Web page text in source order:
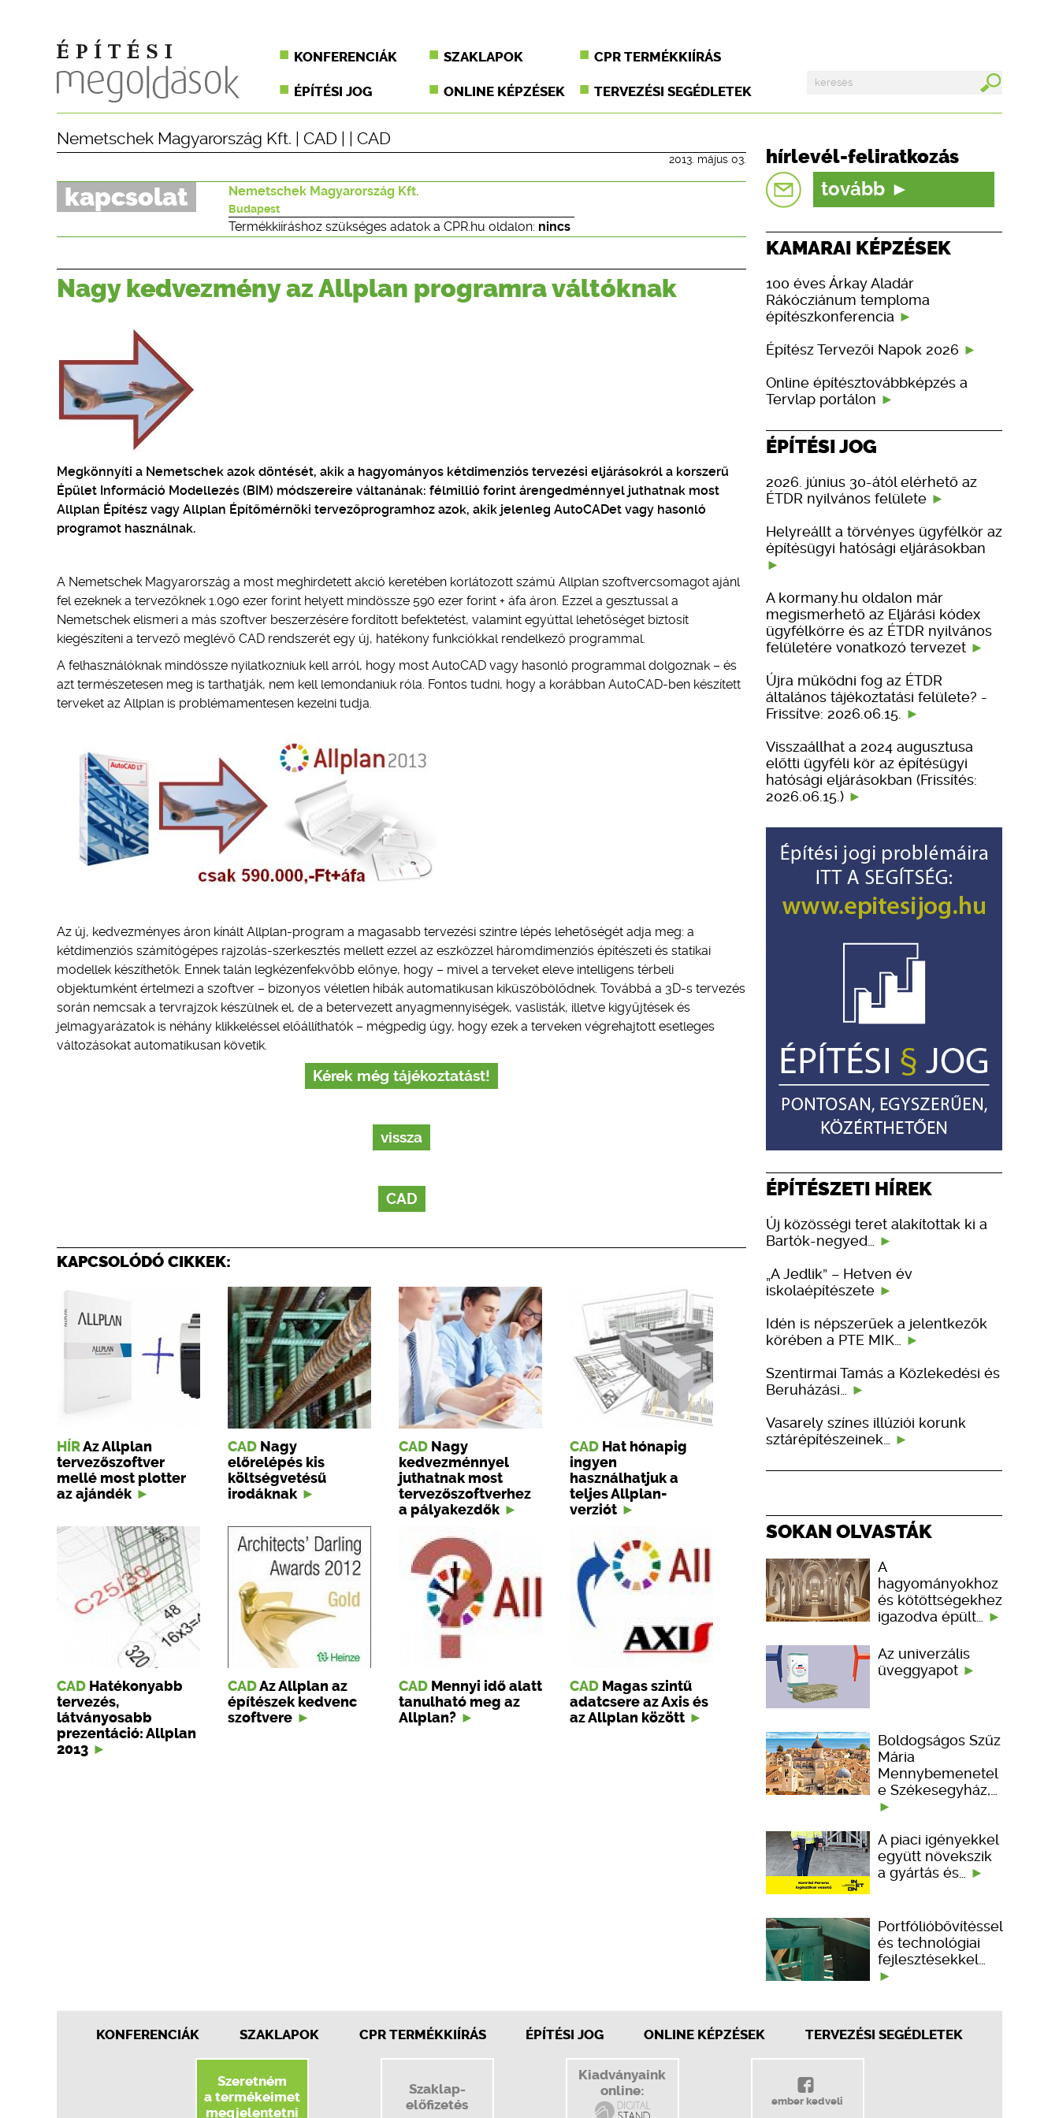
KONFERENCIÁK SZAKLAPOK CPR TERMÉKKIÍRÁS
ÉPÍTÉSI JOG ONLINE KÉPZÉSEK TERVEZÉSI SEGÉDLETEK
Nemetschek Magyarország Kft. CAD CAD
2013. május 03.
kapcsolat Nemetschek Magyarország Kft.
Budapest
Termékkiíráshoz szükséges adatok a CPR.hu oldalon: nincs
Nagy kedvezmény az Allplan programra váltóknak
Megkönnyíti a Nemetschek azok döntését, akik a hagyományos kétdimenziós tervezési eljárásokról a korszerű
Épület Információ Modellezés (BIM) módszereire váltanának: félmillió forint árengedménnyel juthatnak most
Allplan Építész vagy Allplan Építőmérnöki tervezőprogramhoz azok, akik jelenleg AutoCADet vagy hasonló
programot használnak.
A Nemetschek Magyarország a most meghirdetett akció keretében korlátozott számú Allplan szoftvercsomagot ajánl
fel ezeknek a tervezőknek 1.090 ezer forint helyett mindössze 590 ezer forint + áfa áron. Ezzel a gesztussal a
Nemetschek elismeri a más szoftver beszerzésére fordított befektetést, valamint egyúttal lehetőséget biztosít
kiegészíteni a tervező meglévő CAD rendszerét egy új, hatékony funkciókkal rendelkező programmal.
A felhasználóknak mindössze nyilatkozniuk kell arról, hogy most AutoCAD vagy hasonló programmal dolgoznak – és
azt természetesen meg is tarthatják, nem kell lemondaniuk róla. Fontos tudni, hogy a korábban AutoCAD-ben készített
terveket az Allplan is problémamentesen kezelni tudja.
Az új, kedvezményes áron kínált Allplan-program a magasabb tervezési szintre lépés lehetőségét adja meg: a
kétdimenziós számítógépes rajzolás-szerkesztés mellett ezzel az eszközzel háromdimenziós építészeti és statikai
modellek készíthetők. Ennek talán legkézenfekvőbb előnye, hogy – mivel a terveket eleve intelligens térbeli
objektumként értelmezi a szoftver – bizonyos véletlen hibák automatikusan kiküszöbölődnek. Továbbá a 3D-s tervezés
során nemcsak a tervrajzok készülnek el, de a betervezett anyagmennyiségek, vaslisták, illetve kigyűjtések és
jelmagyarázatok is néhány klikkeléssel előállíthatók – mégpedig úgy, hogy ezek a terveken végrehajtott esetleges
változásokat automatikusan követik.
Kérek még tájékoztatást!
vissza
CAD
KAPCSOLÓDÓ CIKKEK:
HÍRAz Allplan
tervezőszoftver
mellé most plotter
az ajándék
CAD Nagy
előrelépés kis
költségvetésű
irodáknak
CAD Nagy
kedvezménnyel
juthatnak most
tervezőszoftverhez
a pályakezdők
CAD Hat hónapig
ingyen
használhatjuk a
teljes Allplan-
verziót
CAD Hatékonyabb
tervezés,
látványosabb
prezen­táció: Allplan
2013
CADAz Allplan az
építészek kedvenc
szoftvere
CAD Mennyi idő alatt
tanulható meg az
Allplan?
CAD Magas szintű
adatcsere az Axis és
az Allplan között
hírlevél-feliratkozás
tovább
KAMARAI KÉPZÉSEK
100 éves Árkay Aladár
Rákócziánum temploma
építészkonferencia
Építész Tervezői Napok 2026
Online építésztovábbképzés a
Tervlap portálon
ÉPÍTÉSI JOG
2026. június 30-ától elérhető az
ÉTDR nyilvános felülete
Helyreállt a törvényes ügyfélkör az
építésügyi hatósági eljárásokban
A kormany.hu oldalon már
megismerhető az Eljárási kódex
ügyfélkörre és az ÉTDR nyilvános
felületére vonatkozó tervezet
Újra működni fog az ÉTDR
általános tájékoztatási felülete? -
Frissítve: 2026.06.15.
Visszaállhat a 2024 augusztusa
előtti ügyféli kör az építésügyi
hatósági eljárásokban (Frissítés:
2026.06.15.)
ÉPÍTÉSZETI HÍREK
Új közösségi teret alakítottak ki a
Bartók-negyed…
„A Jedlik” – Hetven év
iskolaépítészete
Idén is népszerűek a jelentkezők
körében a PTE MIK…
Szentirmai Tamás a Közlekedési és
Beruházási…
Vasarely színes illúziói korunk
sztárépítészeinek…
SOKAN OLVASTÁK
A
hagyományokhoz
és kötöttségekhez
igazodva épült…
Az univerzális
üveggyapot
Boldogságos Szűz
Mária
Mennybemenetel
e Székesegyház,…
A piaci igényekkel
együtt növekszik
a gyártás és…
Portfólióbővítéssel
és technológiai
fejlesztésekkel…
KONFERENCIÁK SZAKLAPOK CPR TERMÉKKIÍRÁS ÉPÍTÉSI JOG ONLINE KÉPZÉSEK TERVEZÉSI SEGÉDLETEK
Szeretném
a termékeimet
megjelentetni
Szaklap-
előfizetés
Kiadványaink
online:
ember kedveli